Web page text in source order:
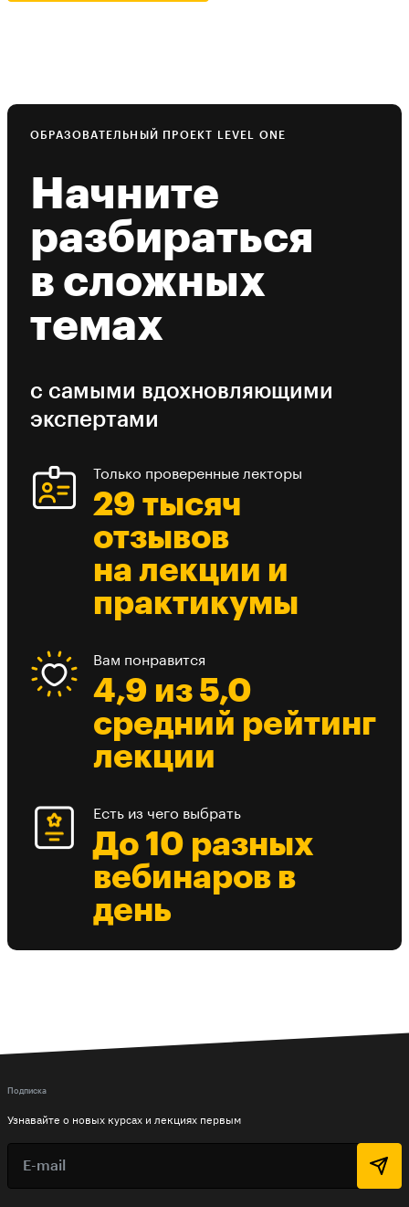
ОБРАЗОВАТЕЛЬНЫЙ ПРОЕКТ LEVEL ONE
Начните
разбираться
в сложных
темах
с самыми вдохновляющими
экспертами
Только проверенные лекторы
29 тысяч
отзывов
на лекции и
практикумы
Вам понравится
4,9 из 5,0
средний рейтинг
лекции
Есть из чего выбрать
До 10 разных
вебинаров в
день
Подписка
Узнавайте о новых курсах и лекциях первым